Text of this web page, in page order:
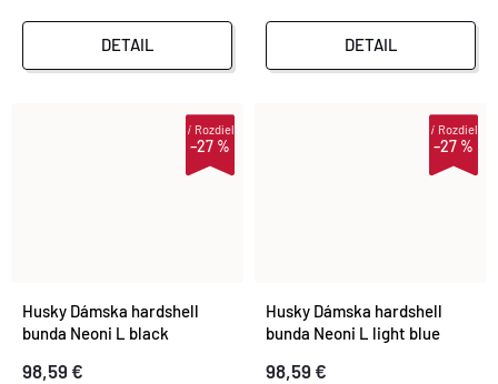
DETAIL DETAIL
–27 %
iRozdiel
Husky Dámska hardshell
bunda Neoni L black
98,59 €
–27 %
iRozdiel
Husky Dámska hardshell
bunda Neoni L light blue
98,59 €